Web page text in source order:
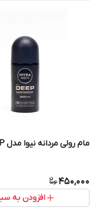
مام رولی مردانه نیوا مدل DEEP
450,000
افزودن به